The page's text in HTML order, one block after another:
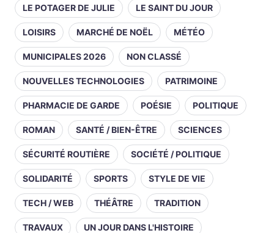
LE POTAGER DE JULIE LE SAINT DU JOUR
LOISIRS MARCHÉ DE NOËL MÉTÉO
MUNICIPALES 2026 NON CLASSÉ
NOUVELLES TECHNOLOGIES PATRIMOINE
PHARMACIE DE GARDE POÉSIE POLITIQUE
ROMAN SANTÉ / BIEN-ÊTRE SCIENCES
SÉCURITÉ ROUTIÈRE SOCIÉTÉ / POLITIQUE
SOLIDARITÉ SPORTS STYLE DE VIE
TECH / WEB THÉÂTRE TRADITION
TRAVAUX UN JOUR DANS L'HISTOIRE